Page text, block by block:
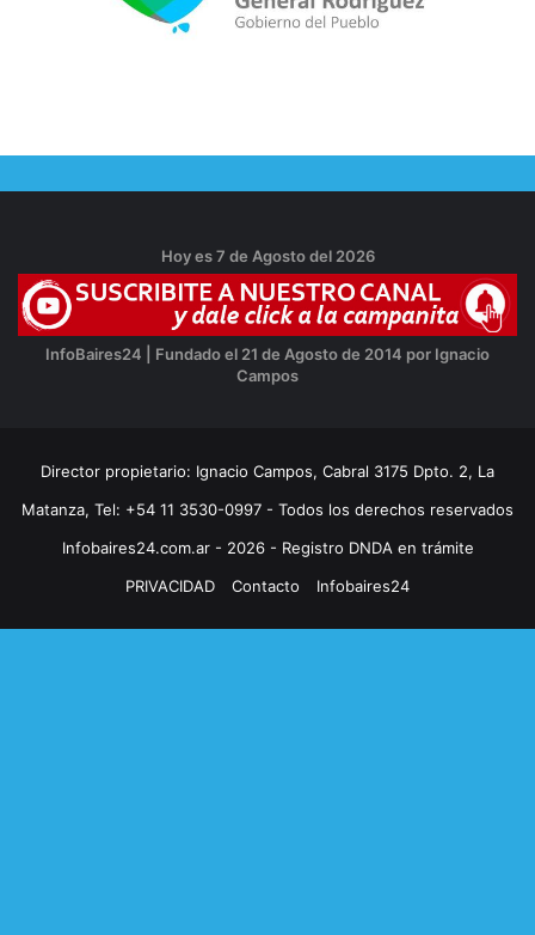
Hoy es 7 de Agosto del 2026
InfoBaires24 | Fundado el 21 de Agosto de 2014 por Ignacio
Campos
Director propietario: Ignacio Campos, Cabral 3175 Dpto. 2, La
Matanza, Tel: +54 11 3530-0997 - Todos los derechos reservados
Infobaires24.com.ar - 2026 - Registro DNDA en trámite
PRIVACIDAD
Contacto Infobaires24